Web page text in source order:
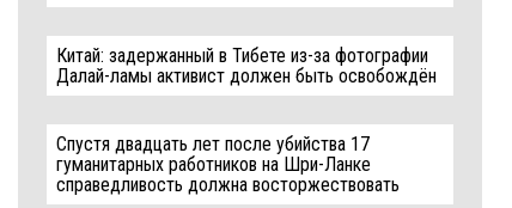
Китай: задержанный в Тибете из-за фотографии
Далай-ламы активист должен быть освобождён
Спустя двадцать лет после убийства 17
гуманитарных работников на Шри-Ланке
справедливость должна восторжествовать